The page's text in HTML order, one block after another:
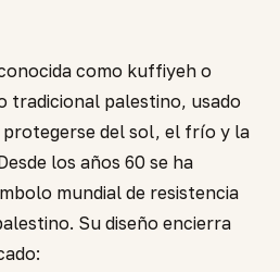
como kuffiyeh o
tradicional palestino, usado
del sol, el frío y la
los años 60 se ha
mundial de resistencia
Su diseño encierra